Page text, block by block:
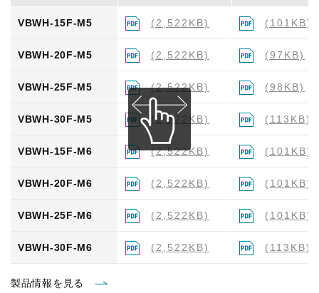
VBWH-15F-M5 (2,522KB) (101KB)
VBWH-20F-M5 (2,522KB) (97KB)
VBWH-25F-M5 (2,522KB) (98KB)
VBWH-30F-M5 (2,522KB) (113KB)
VBWH-15F-M6 (2,522KB) (101KB)
VBWH-20F-M6 (2,522KB) (101KB)
VBWH-25F-M6 (2,522KB) (101KB)
VBWH-30F-M6 (2,522KB) (113KB)
製品情報を見る